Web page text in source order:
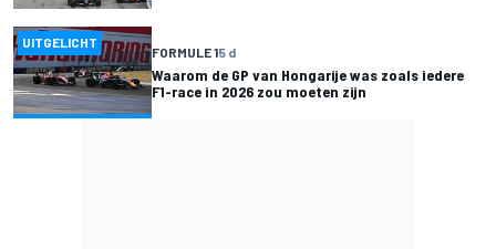
UITGELICHT
FORMULE 15 d
Waarom de GP van Hongarije was zoals iedere
F1-race in 2026 zou moeten zijn